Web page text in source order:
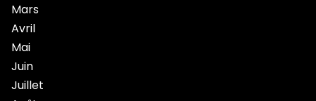
Mars
Avril
Mai
Juin
Juillet